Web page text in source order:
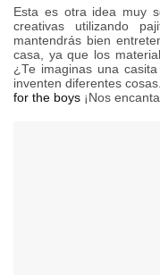
Esta es otra idea muy
creativas utilizando
mantendrás bien
casa, ya que los
¿Te imaginas una
inventen diferentes
for the boys ¡Nos